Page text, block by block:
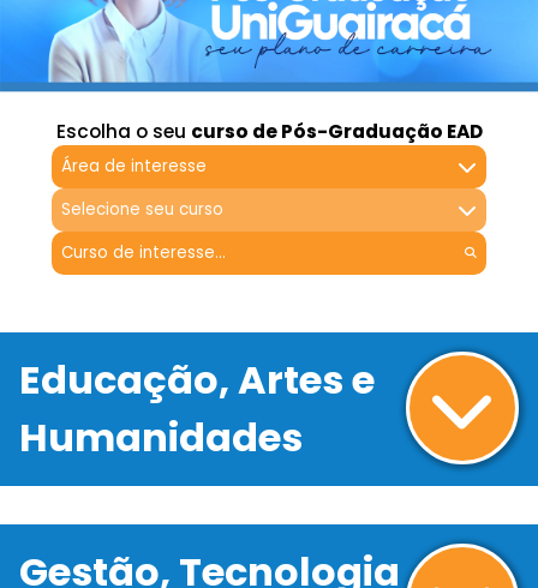
Escolha o seu curso de Pós-Graduação EAD
Área de interesse
Selecione seu curso
Educação, Artes e
Humanidades
Gestão, Tecnologia